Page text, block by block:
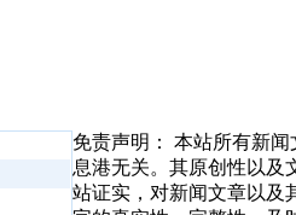
免责声明： 本站所有新
息港无关。其原创性以及
站证实，对新闻文章以及